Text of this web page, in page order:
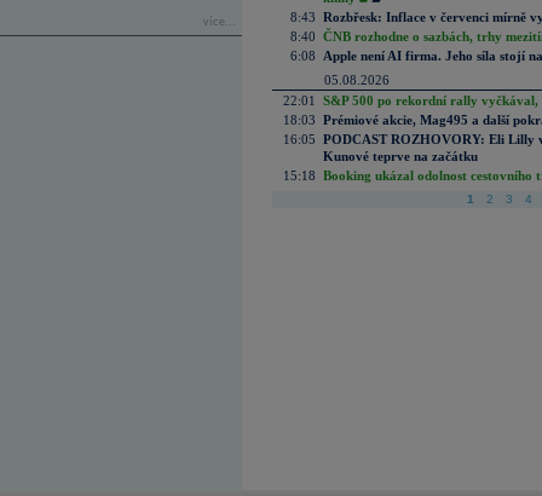
více...
8:43 Rozbřesk: Inflace v červenci mírně
8:40 ČNB rozhodne o sazbách, trhy
6:08
Apple není AI firma. Jeho síla stojí
05.08.2026
22:01
S&P 500 po rekordní rally vyčkával,
18:03 Prémiové akcie, Mag495 a další
16:05 PODCAST ROZHOVORY: Eli Lilly
Kunové teprve na začátku
15:18 Booking ukázal odolnost cestovního
1 2 3 4